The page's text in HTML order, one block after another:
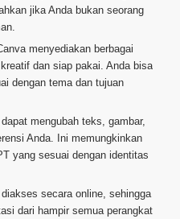
jika Anda bukan seorang
menyediakan berbagai
dan siap pakai. Anda bisa
dengan tema dan tujuan
mengubah teks, gambar,
Anda. Ini memungkinkan
yang sesuai dengan identitas
secara online, sehingga
dari hampir semua perangkat